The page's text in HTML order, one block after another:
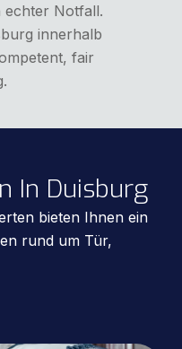
echter Notfall.
innerhalb
fair
In Duisburg
bieten Ihnen ein
rund um Tür,